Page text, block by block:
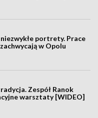
portrety. Prace
w Opolu
Zespół Ranok
warsztaty [WIDEO]